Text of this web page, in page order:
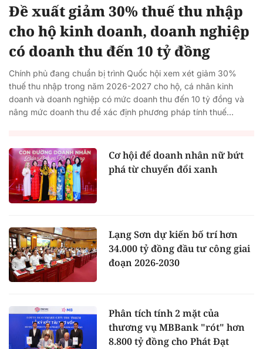
Đề xuất giảm 30% thuế thu nhập
cho hộ kinh doanh, doanh nghiệp
có doanh thu đến 10 tỷ đồng
Chính phủ đang chuẩn bị trình Quốc hội xem xét giảm 30%
thuế thu nhập trong năm 2026-2027 cho hộ, cá nhân kinh
doanh và doanh nghiệp có mức doanh thu đến 10 tỷ đồng và
nâng mức doanh thu để xác định phương pháp tính thuế...
Cơ hội để doanh nhân nữ bứt
phá từ chuyển đổi xanh
Lạng Sơn dự kiến bố trí hơn
34.000 tỷ đồng đầu tư công giai
đoạn 2026-2030
Phân tích tính 2 mặt của
thương vụ MBBank "rót" hơn
8.800 tỷ đồng cho Phát Đạt